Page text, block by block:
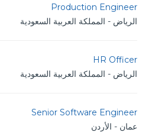
Production Engineer
الرياض - المملكة العربية السعودية
HR Officer
الرياض - المملكة العربية السعودية
Senior Software Engineer
عمان - الأردن